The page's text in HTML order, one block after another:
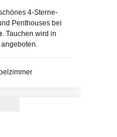
4-Sterne-
Penthouses bei
. Tauchen wird in